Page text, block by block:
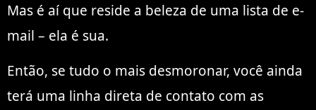
Mas é aí que reside a beleza de uma lista de e-
mail – ela é sua.
Então, se tudo o mais desmoronar, você ainda
terá uma linha direta de contato com as